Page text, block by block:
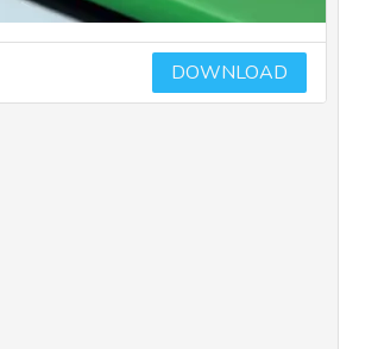
DOWNLOAD